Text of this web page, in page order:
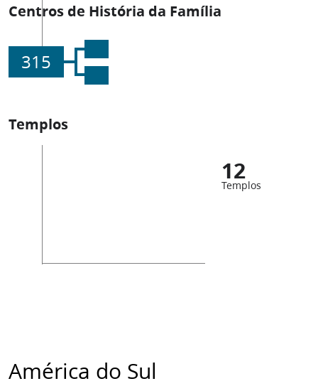
Centros de História da Família
315
Templos
12
Templos
América do Sul